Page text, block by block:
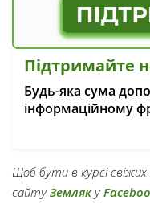
Підтримайте
Будь-яка сума
інформаційному
Щоб бути в курсі
сайтуЗемляку